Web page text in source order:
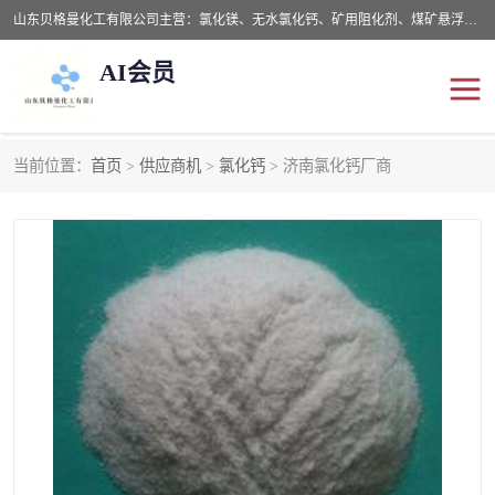
山东贝格曼化工有限公司主营：氯化镁、无水氯化钙、矿用阻化剂、煤矿悬浮剂、道路抑尘剂、氢氧化镁，防灭火剂等，公司位于山东省潍坊市滨海经济开发区,是专业从事对各种精细化工集研究、开发、制造于一体的现代化大型跨境化工企业，公司本着诚信经营、给每一位客户提供专业服务。
AI会员
当前位置： 首页 > 供应商机 > 氯化钙 > 济南氯化钙厂商
氯化钙
抑尘剂
氢氧化镁